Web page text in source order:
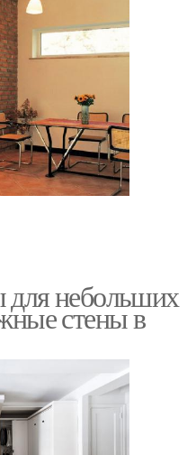
небольших
стены в